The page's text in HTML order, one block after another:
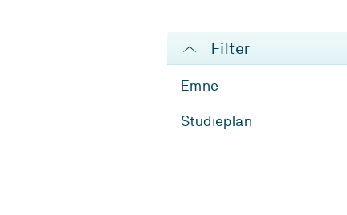
Filter
Emne
Studieplan